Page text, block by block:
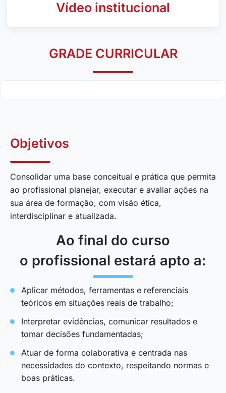
Vídeo institucional
GRADE CURRICULAR
Objetivos
Consolidar uma base conceitual e prática que permita
ao profissional planejar, executar e avaliar ações na
sua área de formação, com visão ética,
interdisciplinar e atualizada.
Ao final do curso
o profissional estará apto a:
Aplicar métodos, ferramentas e referenciais
teóricos em situações reais de trabalho;
Interpretar evidências, comunicar resultados e
tomar decisões fundamentadas;
Atuar de forma colaborativa e centrada nas
necessidades do contexto, respeitando normas e
boas práticas.